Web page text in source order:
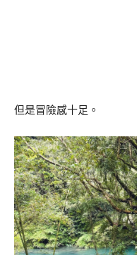
但是冒險感十足。